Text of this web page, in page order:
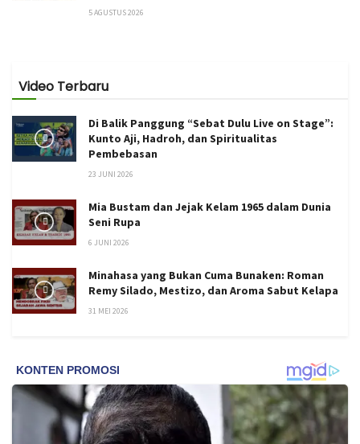
5 AGUSTUS 2026
Video Terbaru
Di Balik Panggung “Sebat Dulu Live on Stage”:
Kunto Aji, Hadroh, dan Spiritualitas
Pembebasan
23 JUNI 2026
Mia Bustam dan Jejak Kelam 1965 dalam Dunia
Seni Rupa
6 JUNI 2026
Minahasa yang Bukan Cuma Bunaken: Roman
Remy Silado, Mestizo, dan Aroma Sabut Kelapa
31 MEI 2026